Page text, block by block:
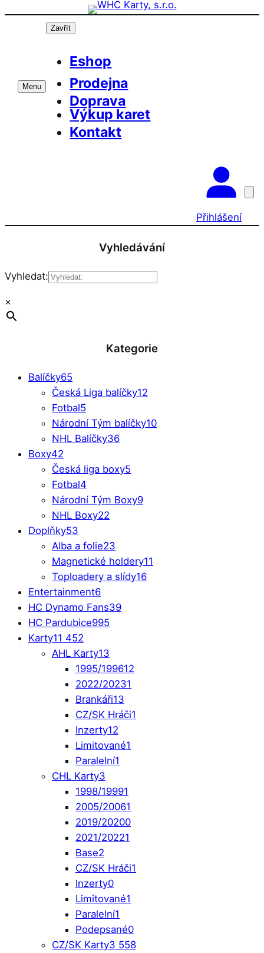
Přeskočit
Menu
Zavřít
Eshop
Prodejna
Doprava
Výkup karet
Kontakt
Přihlášení
Vyhledávání
Vyhledat:
×
Kategorie
Balíčky65
Česká Liga balíčky12
Fotbal5
Národní Tým balíčky10
NHL Balíčky36
Boxy42
Česká liga boxy5
Fotbal4
Národní Tým Boxy9
NHL Boxy22
Doplňky53
Alba a folie23
Magnetické holdery11
Toploadery a slídy16
Entertainment6
HC Dynamo Fans39
HC Pardubice995
Karty11 452
AHL Karty13
1995/199612
2022/20231
Brankáři13
CZ/SK Hráči1
Inzerty12
Limitované1
Paralelní1
CHL Karty3
1998/19991
2005/20061
2019/20200
2021/20221
Base2
CZ/SK Hráči1
Inzerty0
Limitované1
Paralelní1
Podepsané0
CZ/SK Karty3 558